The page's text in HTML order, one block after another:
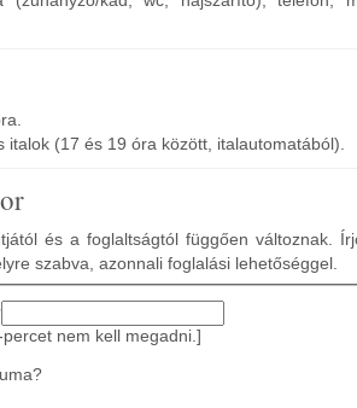
italok (17 és 19 óra között, italautomatából).
és a foglaltságtól függően változnak.
szabva, azonnali foglalási lehetőséggel.
nem kell megadni.]